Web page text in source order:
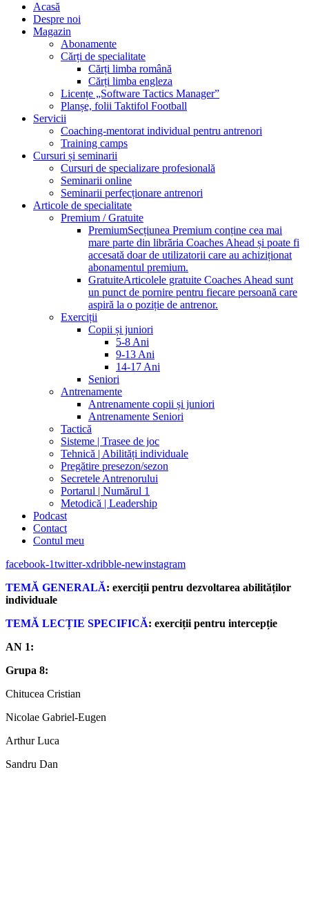
Acasă
Despre noi
Magazin
Abonamente
Cărți de specialitate
Cărți limba română
Cărți limba engleza
Licențe „Software Tactics Manager”
Planșe, folii Taktifol Football
Servicii
Coaching-mentorat individual pentru antrenori
Training camps
Cursuri și seminarii
Cursuri de specializare profesională
Seminarii online
Seminarii perfecționare antrenori
Articole de specialitate
Premium / Gratuite
PremiumSecțiunea Premium conține cea mai
mare parte din librăria Coaches Ahead și poate fi
accesată doar de utilizatorii care au achiziționat
abonamentul premium.
GratuiteArticolele gratuite Coaches Ahead sunt
un punct de pornire pentru fiecare persoană care
aspiră la o poziție de antrenor.
Exerciții
Copii și juniori
5-8 Ani
9-13 Ani
14-17 Ani
Seniori
Antrenamente
Antrenamente copii și juniori
Antrenamente Seniori
Tactică
Sisteme | Trasee de joc
Tehnică | Abilități individuale
Pregătire presezon/sezon
Secretele Antrenorului
Portarul | Numărul 1
Metodică | Leadership
Podcast
Contact
Contul meu
facebook-1twitter-xdribble-newinstagram
TEMĂ GENERALĂ: exerciții pentru dezvoltarea abilităților
individuale
TEMĂ LECȚIE SPECIFICĂ: exerciții pentru intercepție
AN 1:
Grupa 8:
Chitucea Cristian
Nicolae Gabriel-Eugen
Arthur Luca
Sandru Dan